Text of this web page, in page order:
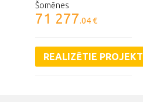
Šomēnes
71 277.04 €
REALIZĒTIE PROJEKTI